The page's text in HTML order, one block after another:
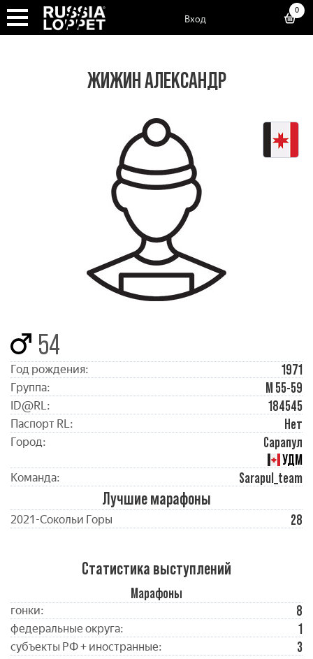
Вход
0
ЖИЖИН АЛЕКСАНДР
54
Год рождения: 1971
Группа: М 55-59
ID@RL: 184545
Паспорт RL: Нет
Город:
Сарапул
УДМ
Команда: Sarapul_team
Лучшие марафоны
2021-Сокольи Горы 28
Статистика выступлений
Марафоны
гонки: 8
федеральные округа: 1
субъекты РФ + иностранные: 3